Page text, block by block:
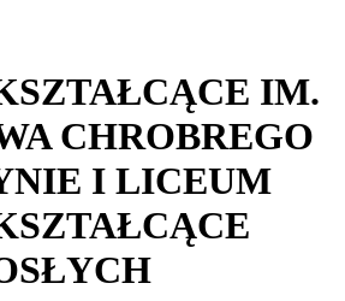
IM.
CHROBREGO
I LICEUM